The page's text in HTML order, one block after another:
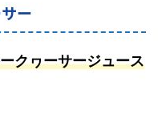
ー
クヮーサージュース